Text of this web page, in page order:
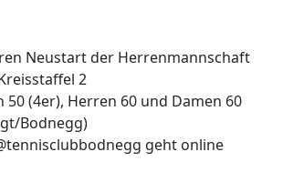
Neustart der Herrenmannschaft
2
50 (4er), Herren 60 und Damen 60
Bodnegg)
geht online